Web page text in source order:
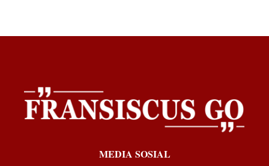
MEDIA SOSIAL